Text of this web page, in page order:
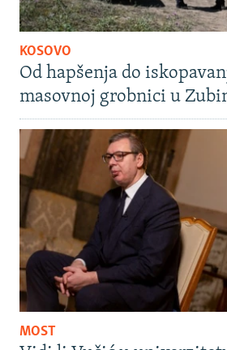
KOSOVO
Od hapšenja do
masovnoj grobnici u
MOST